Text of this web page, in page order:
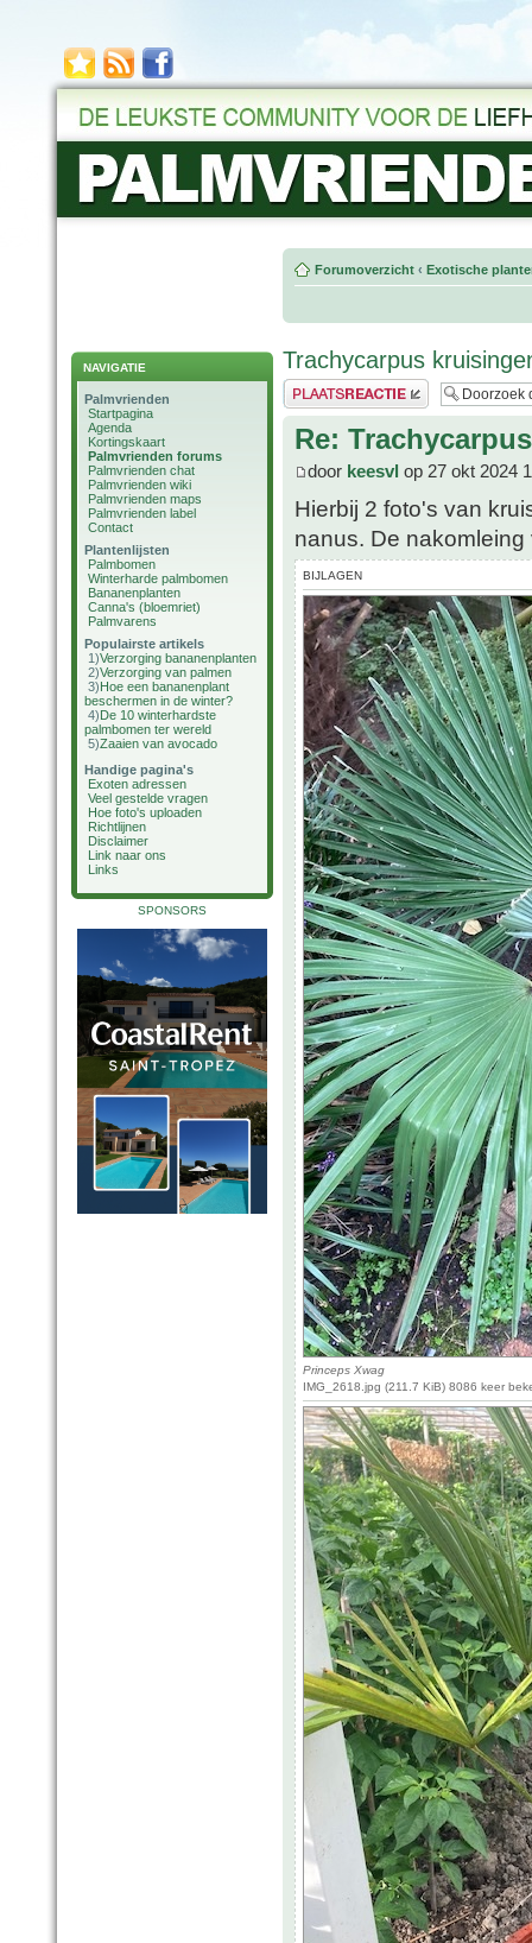
NAVIGATIE
Palmvrienden
Startpagina
Agenda
Kortingskaart
Palmvrienden forums
Palmvrienden chat
Palmvrienden wiki
Palmvrienden maps
Palmvrienden label
Contact
Plantenlijsten
Palmbomen
Winterharde palmbomen
Bananenplanten
Canna's (bloemriet)
Palmvarens
Populairste artikels
1)Verzorging bananenplanten
2)Verzorging van palmen
3)Hoe een bananenplant
beschermen in de winter?
4)De 10 winterhardste
palmbomen ter wereld
5)Zaaien van avocado
Handige pagina's
Exoten adressen
Veel gestelde vragen
Hoe foto's uploaden
Richtlijnen
Disclaimer
Link naar ons
Links
SPONSORS
Forumoverzicht ‹ Exotische
Trachycarpus
Plaats een reactie
Re:
door keesvl op 27 okt 2024
Hierbij 2 foto's van
nanus. De
BIJLAGEN
Princeps Xwag
IMG_2618.jpg (211.7 KiB) 8086 keer